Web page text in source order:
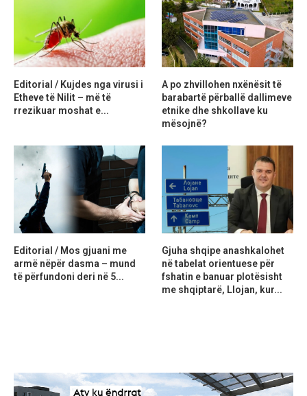
Editorial / Kujdes nga virusi i
Etheve të Nilit – më të
rrezikuar moshat e...
A po zhvillohen nxënësit të
barabartë përballë dallimeve
etnike dhe shkollave ku
mësojnë?
Editorial / Mos gjuani me
armë nëpër dasma – mund
të përfundoni deri në 5...
Gjuha shqipe anashkalohet
në tabelat orientuese për
fshatin e banuar plotësisht
me shqiptarë, Llojan, kur...